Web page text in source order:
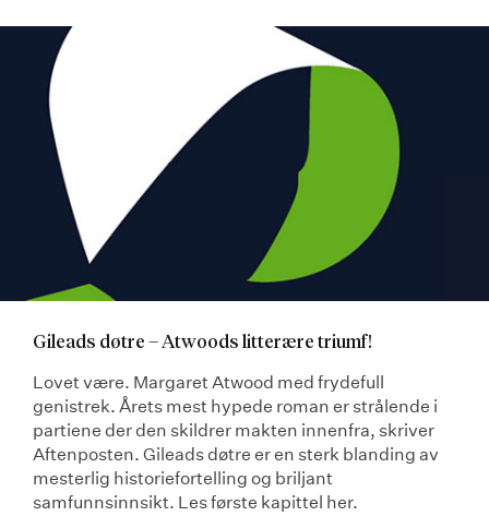
Gileads døtre – Atwoods litterære triumf!
Lovet være. Margaret Atwood med frydefull
genistrek. Årets mest hypede roman er strålende i
partiene der den skildrer makten innenfra, skriver
Aftenposten. Gileads døtre er en sterk blanding av
mesterlig historiefortelling og briljant
samfunnsinnsikt. Les første kapittel her.